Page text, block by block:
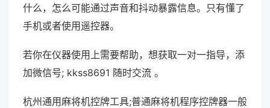
什么，怎么可能通过声音和抖动暴露信息。只有懂了
手机或者使用遥控器。
若你在仪器使用上需要帮助，想获取一对一指导，添
加微信号; kkss8691 随时交流 。
杭州通用麻将机控牌工具;普通麻将机程序控牌器一般